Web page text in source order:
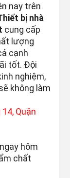
nay trên
bị nhà
cung cấp
lượng
cạnh
tốt. Đội
nghiệm,
không làm
Quận
ngay hôm
chất